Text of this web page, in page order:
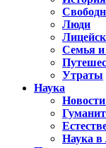
Люди
Семья и
Утраты
Наука
Наука в